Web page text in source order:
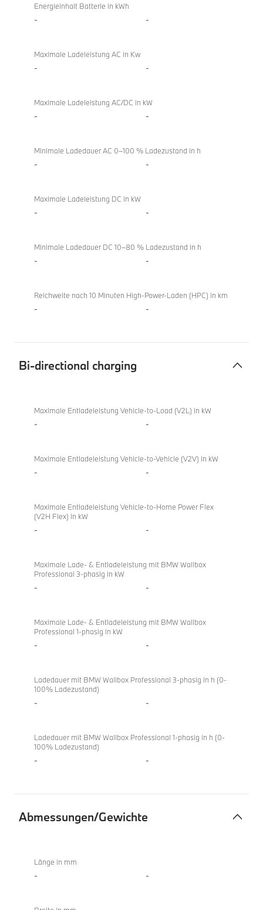
xDrive20d
Energieinhalt Batterie in kWh
- -
Maximale Ladeleistung AC in Kw
- -
Maximale Ladeleistung AC/DC in kW
- -
Minimale Ladedauer AC 0–100 % Ladezustand in h
- -
Maximale Ladeleistung DC in kW
- -
Minimale Ladedauer DC 10–80 % Ladezustand in h
- -
Reichweite nach 10 Minuten High-Power-Laden (HPC) in km
- -
Bi-directional charging
directional
charging
xDrive20d
Maximale Entladeleistung Vehicle-to-Load (V2L) in kW
- -
Maximale Entladeleistung Vehicle-to-Vehicle (V2V) in kW
- -
Maximale Entladeleistung Vehicle-to-Home Power Flex
(V2H Flex) in kW
- -
Maximale Lade- & Entladeleistung mit BMW Wallbox
Professional 3-phasig in kW
- -
Maximale Lade- & Entladeleistung mit BMW Wallbox
Professional 1-phasig in kW
- -
Ladedauer mit BMW Wallbox Professional 3-phasig in h (0-
100% Ladezustand)
- -
Ladedauer mit BMW Wallbox Professional 1-phasig in h (0-
100% Ladezustand)
- -
Abmessungen/Gewichte
xDrive20d
Länge in mm
- -